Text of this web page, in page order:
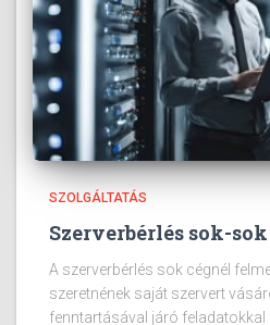
SZOLGÁLTATÁS
Szerverbérlés sok-
A szerverbérlés sok cégnél
szeretnének saját szervert
fenntartásával járó feladatokkal